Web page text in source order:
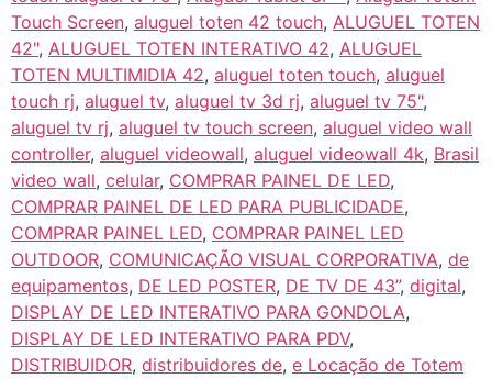
Touch Screen, aluguel toten 42 touch, ALUGUEL TOTEN
42", ALUGUEL TOTEN INTERATIVO 42, ALUGUEL
TOTEN MULTIMIDIA 42, aluguel toten touch, aluguel
touch rj, aluguel tv, aluguel tv 3d rj, aluguel tv 75",
aluguel tv rj, aluguel tv touch screen, aluguel video wall
controller, aluguel videowall, aluguel videowall 4k, Brasil
video wall, celular, COMPRAR PAINEL DE LED,
COMPRAR PAINEL DE LED PARA PUBLICIDADE,
COMPRAR PAINEL LED, COMPRAR PAINEL LED
OUTDOOR, COMUNICAÇÃO VISUAL CORPORATIVA, de
equipamentos, DE LED POSTER, DE TV DE 43”, digital,
DISPLAY DE LED INTERATIVO PARA GONDOLA,
DISPLAY DE LED INTERATIVO PARA PDV,
DISTRIBUIDOR, distribuidores de, e Locação de Totem